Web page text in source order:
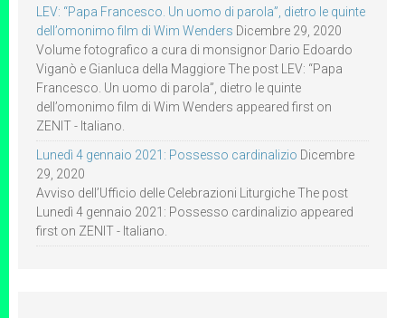
LEV: “Papa Francesco. Un uomo di parola”, dietro le quinte
dell’omonimo film di Wim Wenders Dicembre 29, 2020
Volume fotografico a cura di monsignor Dario Edoardo
Viganò e Gianluca della Maggiore The post LEV: “Papa
Francesco. Un uomo di parola”, dietro le quinte
dell’omonimo film di Wim Wenders appeared first on
ZENIT - Italiano.
Lunedì 4 gennaio 2021: Possesso cardinalizio Dicembre
29, 2020
Avviso dell’Ufficio delle Celebrazioni Liturgiche The post
Lunedì 4 gennaio 2021: Possesso cardinalizio appeared
first on ZENIT - Italiano.